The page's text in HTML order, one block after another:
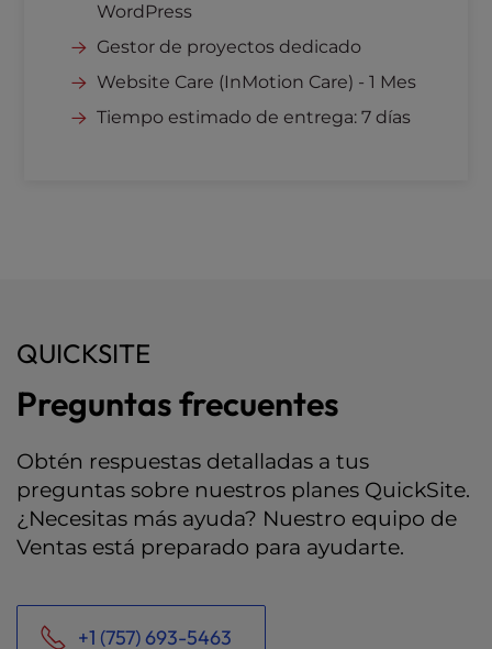
WordPress
Gestor de proyectos dedicado
Website Care (InMotion Care) - 1 Mes
Tiempo estimado de entrega: 7 días
QUICKSITE
Preguntas frecuentes
Obtén respuestas detalladas a tus
preguntas sobre nuestros planes QuickSite.
¿Necesitas más ayuda? Nuestro equipo de
Ventas está preparado para ayudarte.
+1 (757) 693-5463